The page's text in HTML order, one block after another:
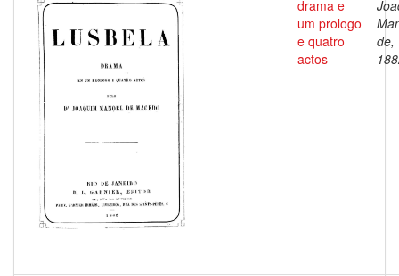
drama e
um prologo
e quatro
actos
de,